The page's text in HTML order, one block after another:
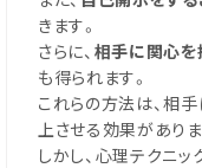
きます。
さらに、 相手に関心を
も得られます。
これらの方法は、相
上させる効果がありま
しかし、心理テクニ